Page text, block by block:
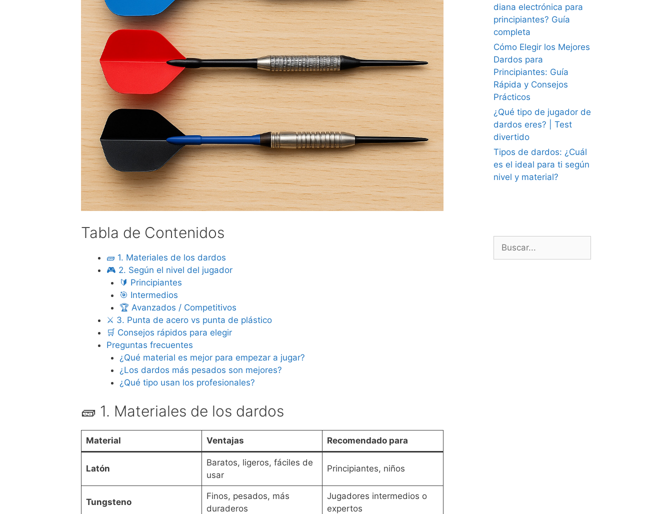
Tabla de Contenidos
🧱 1. Materiales de los dardos
🎮 2. Según el nivel del jugador
🔰 Principiantes
🎯 Intermedios
🏆 Avanzados / Competitivos
⚔️ 3. Punta de acero vs punta de plástico
🛒 Consejos rápidos para elegir
Preguntas frecuentes
¿Qué material es mejor para empezar a jugar?
¿Los dardos más pesados son mejores?
¿Qué tipo usan los profesionales?
🧱 1. Materiales de los dardos
Material Ventajas Recomendado para
Latón
Baratos, ligeros, fáciles de
usar
Principiantes, niños
Tungsteno
Finos, pesados, más
duraderos
Jugadores intermedios o
expertos
diana electrónica para
principiantes? Guía
completa
Cómo Elegir los Mejores
Dardos para
Principiantes: Guía
Rápida y Consejos
Prácticos
¿Qué tipo de jugador de
dardos eres? | Test
divertido
Tipos de dardos: ¿Cuál
es el ideal para ti según
nivel y material?
Buscar: